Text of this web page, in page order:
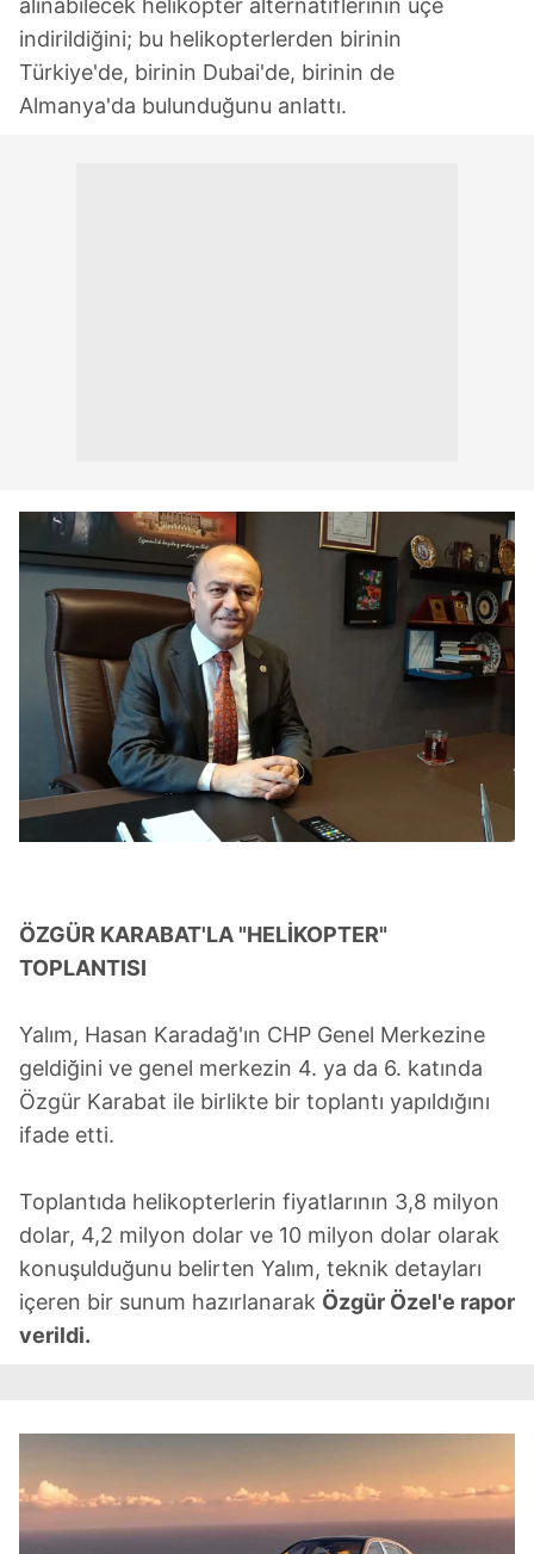
alınabilecek helikopter alternatiflerinin üçe
indirildiğini; bu helikopterlerden birinin
Türkiye'de, birinin Dubai'de, birinin de
Almanya'da bulunduğunu anlattı.
ÖZGÜR KARABAT'LA "HELİKOPTER"
TOPLANTISI
Yalım, Hasan Karadağ'ın CHP Genel Merkezine
geldiğini ve genel merkezin 4. ya da 6. katında
Özgür Karabat ile birlikte bir toplantı yapıldığını
ifade etti.
Toplantıda helikopterlerin fiyatlarının 3,8 milyon
dolar, 4,2 milyon dolar ve 10 milyon dolar olarak
konuşulduğunu belirten Yalım, teknik detayları
içeren bir sunum hazırlanarak Özgür Özel'e rapor
verildi.